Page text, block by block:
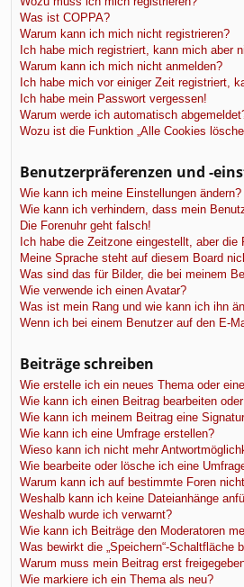
Was ist COPPA?
Warum kann ich mich nicht registrieren?
Ich habe mich registriert, kann mich aber
Warum kann ich mich nicht anmelden?
Ich habe mich vor einiger Zeit registriert,
Ich habe mein Passwort vergessen!
Warum werde ich automatisch
Wozu ist die Funktion „Alle Cookies
Benutzerpräferenzen und -
Wie kann ich meine Einstellungen ändern?
Wie kann ich verhindern, dass mein
Die Forenuhr geht falsch!
Ich habe die Zeitzone eingestellt, aber
Meine Sprache steht auf diesem Board
Was sind das für Bilder, die bei meinem
Wie verwende ich einen Avatar?
Was ist mein Rang und wie kann ich ihn
Wenn ich bei einem Benutzer auf den E-
Beiträge schreiben
Wie erstelle ich ein neues Thema oder
Wie kann ich einen Beitrag bearbeiten
Wie kann ich meinem Beitrag eine
Wie kann ich eine Umfrage erstellen?
Wieso kann ich nicht mehr
Wie bearbeite oder lösche ich eine
Warum kann ich auf bestimmte Foren
Weshalb kann ich keine Dateianhänge
Weshalb wurde ich verwarnt?
Wie kann ich Beiträge den Moderatoren
Was bewirkt die „Speichern“-Schaltfläche
Warum muss mein Beitrag erst
Wie markiere ich ein Thema als neu?